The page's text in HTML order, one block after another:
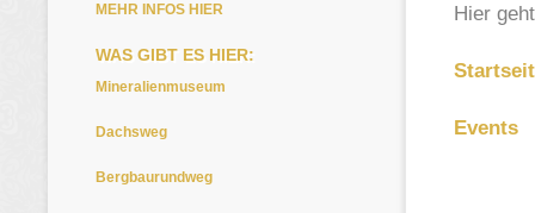
MEHR INFOS HIER
WAS GIBT ES HIER:
Mineralienmuseum
Dachsweg
Bergbaurundweg
Hier
Events